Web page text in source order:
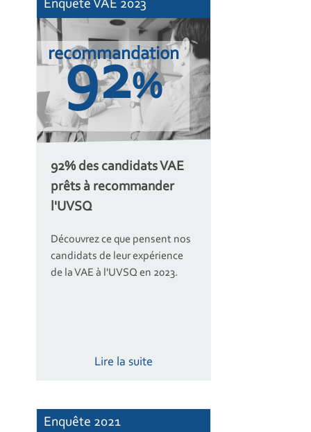
Enquête VAE 2023
recommandation
92%
92% des candidats VAE
prêts à recommander
l'UVSQ
Découvrez ce que pensent nos
candidats de leur expérience
de la VAE à l'UVSQ en 2023.
Lire la suite
Enquête 2021